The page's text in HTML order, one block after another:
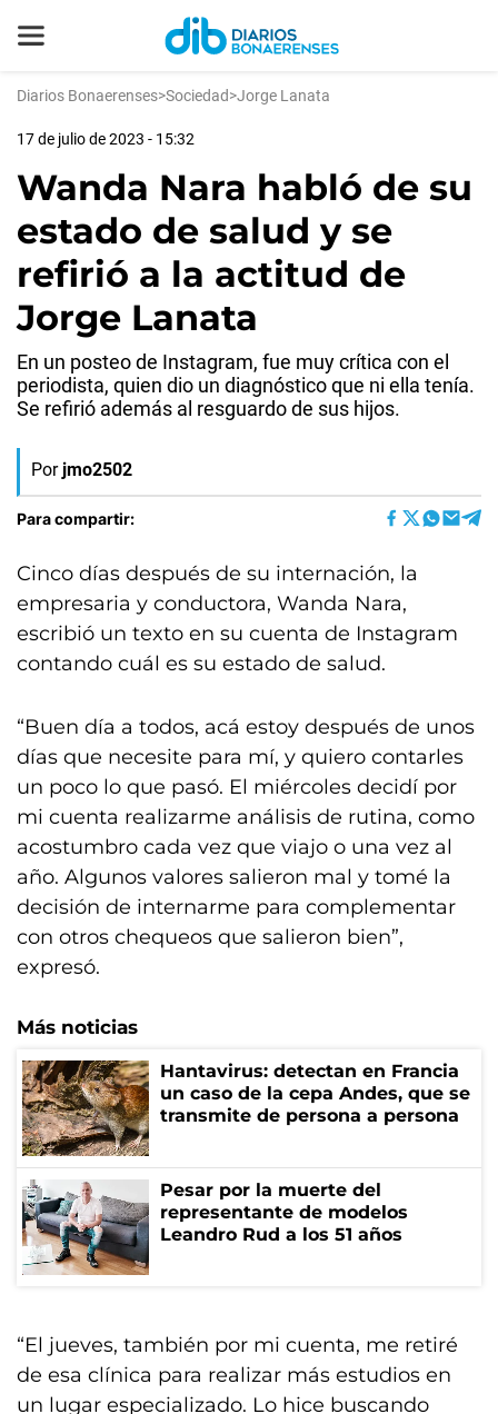
Diarios Bonaerenses>Sociedad>Jorge Lanata
17 de julio de 2023 - 15:32
Wanda Nara habló de su
estado de salud y se
refirió a la actitud de
Jorge Lanata
En un posteo de Instagram, fue muy crítica con el
periodista, quien dio un diagnóstico que ni ella tenía.
Se refirió además al resguardo de sus hijos.
Por jmo2502
Para compartir:
Cinco días después de su internación, la
empresaria y conductora, Wanda Nara,
escribió un texto en su cuenta de Instagram
contando cuál es su estado de salud.
“Buen día a todos, acá estoy después de unos
días que necesite para mí, y quiero contarles
un poco lo que pasó. El miércoles decidí por
mi cuenta realizarme análisis de rutina, como
acostumbro cada vez que viajo o una vez al
año. Algunos valores salieron mal y tomé la
decisión de internarme para complementar
con otros chequeos que salieron bien”,
expresó.
Más noticias
Hantavirus: detectan en Francia
un caso de la cepa Andes, que se
transmite de persona a persona
Pesar por la muerte del
representante de modelos
Leandro Rud a los 51 años
“El jueves, también por mi cuenta, me retiré
de esa clínica para realizar más estudios en
un lugar especializado. Lo hice buscando